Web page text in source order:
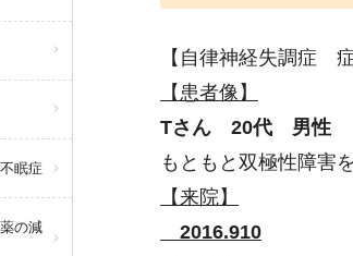
眠症
の減
【自律神経失調症 症
【患者像】
Tさん 20代 男性
もともと双極性障害
【来院】
2016.910